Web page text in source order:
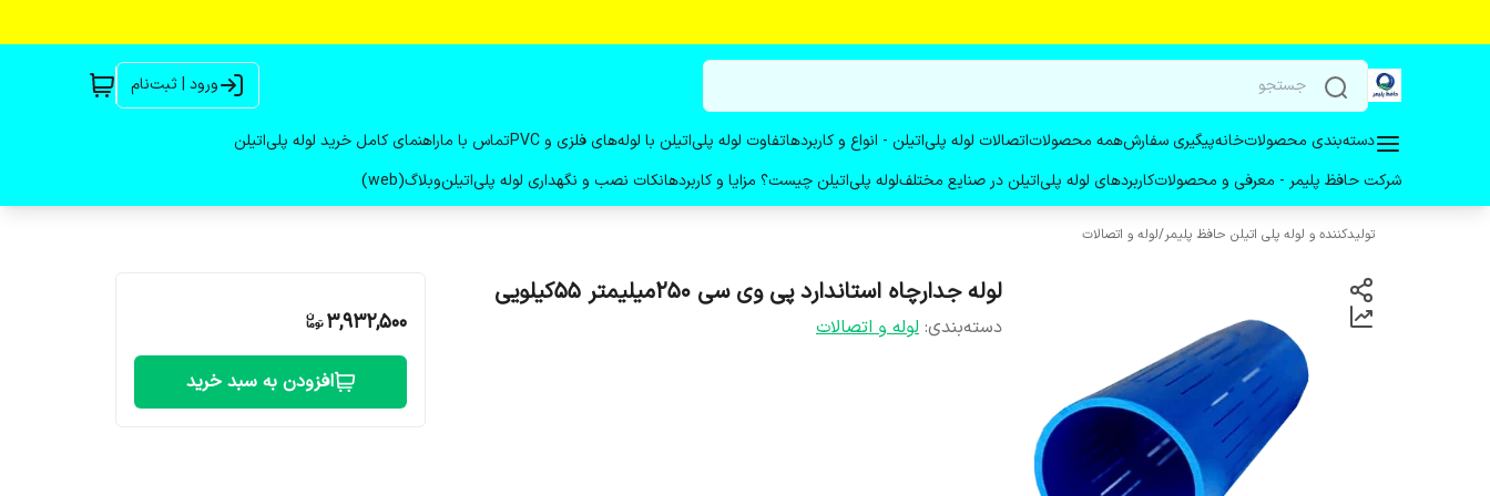
ورود | ثبت‌نام
دسته‌بندی محصولاتخانهپیگیری سفارشهمه محصولاتاتصالات لوله پلی‌اتیلن - انواع و کاربردهاتفاوت لوله پلی‌اتیلن با لوله‌های فلزی و PVC تماس با ماراهنمای کامل خرید لوله پلی‌اتیلن
شرکت حافظ پلیمر - معرفی و محصولاتکاربردهای لوله پلی‌اتیلن در صنایع مختلفلوله پلی‌اتیلن چیست؟ مزایا و کاربردهانکات نصب و نگهداری لوله پلی‌اتیلنوبلاگ(web)
تولیدکننده و لوله پلی اتیلن حافظ پلیمر/لوله و اتصالات
لوله جدارچاه استاندارد پی وی سی 250میلیمتر 55کیلویی
دسته‌بندی: لوله و اتصالات 3,932,500
افزودن به سبد خرید